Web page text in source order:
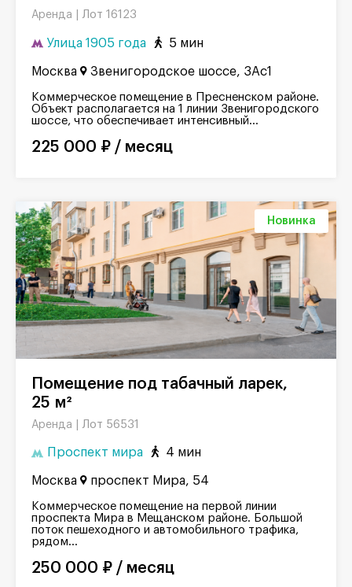
Аренда | Лот 16123
Улица 1905 года 5 мин
Москва Звенигородское шоссе, 3Ас1
Коммерческое помещение в Пресненском районе.
Объект располагается на 1 линии Звенигородского
шоссе, что обеспечивает интенсивный...
225 000 ₽ / месяц
Новинка
Помещение под табачный ларек,
25 м²
Аренда | Лот 56531
Проспект мира 4 мин
Москва проспект Мира, 54
Коммерческое помещение на первой линии
проспекта Мира в Мещанском районе. Большой
поток пешеходного и автомобильного трафика,
рядом...
250 000 ₽ / месяц